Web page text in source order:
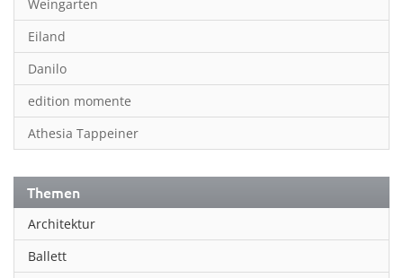
Weingarten
Eiland
Danilo
edition momente
Athesia Tappeiner
Themen
Architektur
Ballett